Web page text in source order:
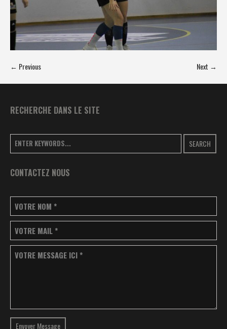
← Previous Next →
RECHERCHE DANS LE SITE
SEARCH
CONTACTEZ NOUS
VOTRE NOM *
VOTRE MAIL *
VOTRE MESSAGE ICI *
Envoyer Message